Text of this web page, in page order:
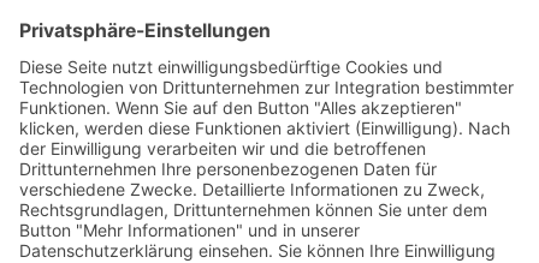
Zahnarzt
Tennis
Tankstelle
Tierbedarf
Parken
Für Ihr Unternehmen
Sichern Sie sich die Vorteile vondas ist nah! Mit uns
erreichen Sie neue Kunden und bleiben Ihren